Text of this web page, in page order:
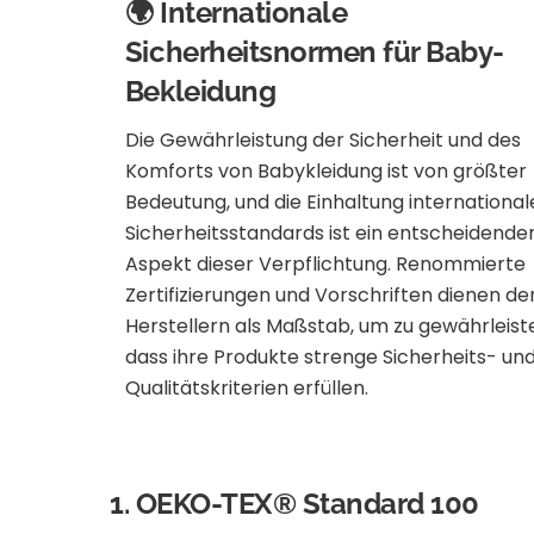
🌍 Internationale
Sicherheitsnormen für Baby-
Bekleidung
Die Gewährleistung der Sicherheit und des
Komforts von Babykleidung ist von größter
Bedeutung, und die Einhaltung
Sicherheitsstandards ist ein
Aspekt dieser Verpflichtung. Renommierte
Zertifizierungen und Vorschriften dienen
Herstellern als Maßstab, um zu
dass ihre Produkte strenge Sicherheits-
Qualitätskriterien erfüllen.
1. OEKO-TEX® Standard 100